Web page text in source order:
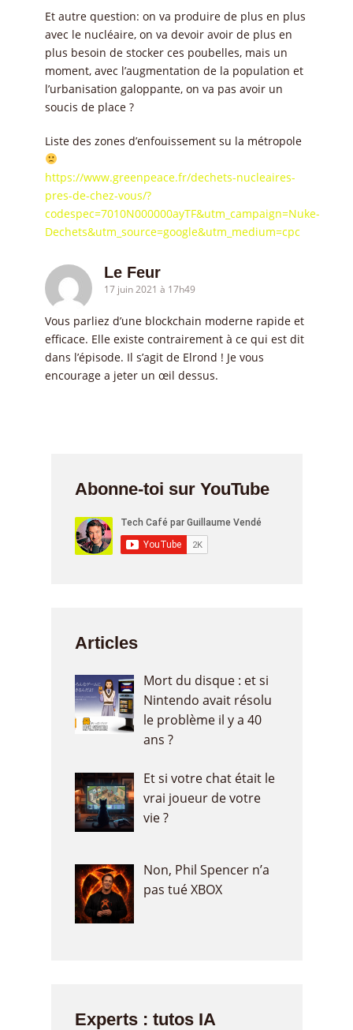
Et autre question: on va produire de plus en plus
avec le nucléaire, on va devoir avoir de plus en
plus besoin de stocker ces poubelles, mais un
moment, avec l’augmentation de la population et
l’urbanisation galoppante, on va pas avoir un
soucis de place ?
Liste des zones d’enfouissement su la métropole
https://www.greenpeace.fr/dechets-nucleaires-
pres-de-chez-vous/?
codespec=7010N000000ayTF&utm_campaign=Nuke-
Dechets&utm_source=google&utm_medium=cpc
Le Feur
17 juin 2021 à 17h49
Vous parliez d’une blockchain moderne rapide et
efficace. Elle existe contrairement à ce qui est dit
dans l’épisode. Il s’agit de Elrond ! Je vous
encourage a jeter un œil dessus.
Abonne-toi sur YouTube
Articles
Mort du disque : et si
Nintendo avait résolu
le problème il y a 40
ans ?
Et si votre chat était le
vrai joueur de votre
vie ?
Non, Phil Spencer n’a
pas tué XBOX
Experts : tutos IA